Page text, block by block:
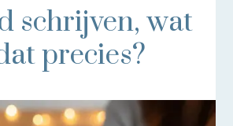
schrijven, wat
precies?